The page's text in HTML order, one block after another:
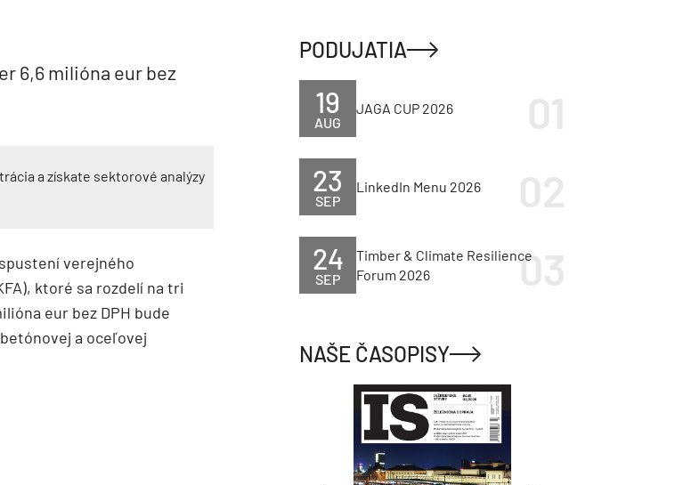
6,6 milióna eur bez
a získate sektorové analýzy
verejného
ktoré sa rozdelí na tri
eur bez DPH bude
a oceľovej
PODUJATIA
AUG
19 JAGA CUP 2026
SEP
23 LinkedIn Menu 2026
SEP
24
Timber & Climate Resilience
Forum 2026
NAŠE ČASOPISY